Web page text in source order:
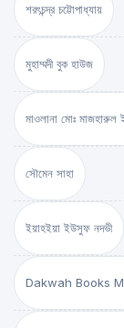
শরৎচন্দ্র চট্টোপাধ্যায়
মুহাম্মদী বুক হাউজ
মাওলানা মোঃ মাজহারুল
সৌমেন সাহা
ইয়াহইয়া ইউসুফ নদভী
Dakwah Books